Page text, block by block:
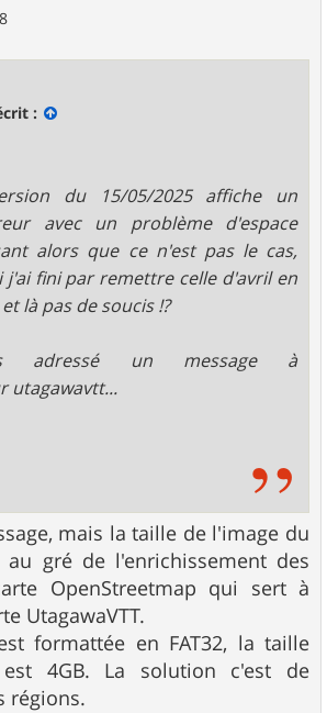
:
du 15/05/2025 affiche un
avec un problème d'espace
alors que ce n'est pas le cas,
j'ai fini par remettre celle d'avril en
là pas de soucis !?
adressé un message à
utagawavtt...
mais la taille de l'image du
au gré de l'enrichissement des
OpenStreetmap qui sert à
UtagawaVTT.
formattée en FAT32, la taille
est 4GB. La solution c'est de
régions.